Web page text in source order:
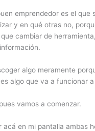
emprendedor es el que
y en qué otras no,
cambiar de
algo meramente
algo que va a funcionar
vamos a comenzar.
acá en mi pantalla ambas